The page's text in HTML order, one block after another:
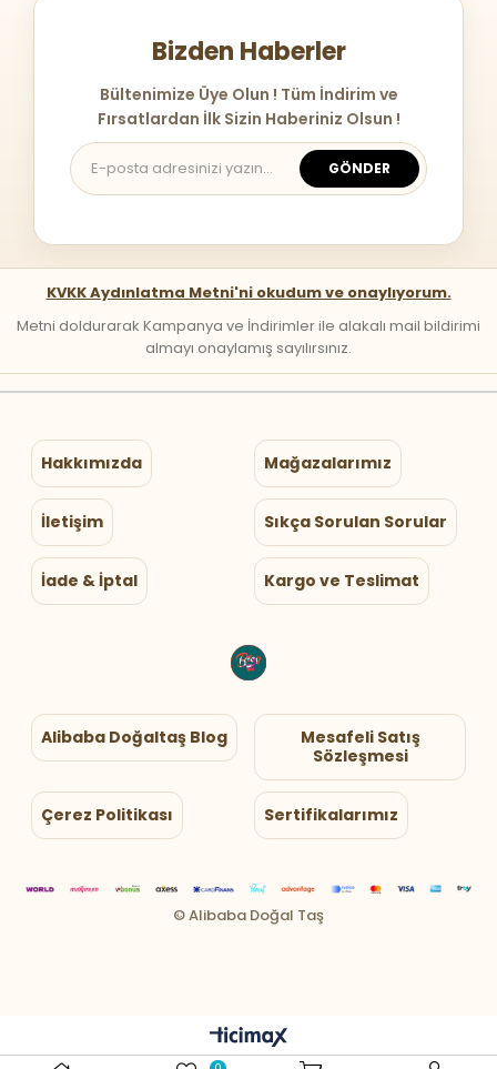
Bizden Haberler
Bültenimize Üye Olun ! Tüm İndirim ve
Fırsatlardan İlk Sizin Haberiniz Olsun !
GÖNDER
KVKK Aydınlatma Metni'ni okudum ve onaylıyorum.
Metni doldurarak Kampanya ve İndirimler ile alakalı mail bildirimi
almayı onaylamış sayılırsınız.
Hakkımızda Mağazalarımız
İletişim Sıkça Sorulan Sorular
İade & İptal Kargo ve Teslimat
Alibaba Doğaltaş Blog
Mesafeli Satış
Sözleşmesi
Çerez Politikası Sertifikalarımız